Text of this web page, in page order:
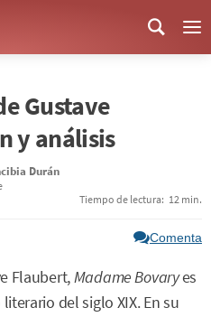
Gustave
y análisis
Durán
Tiempo de lectura: 12 min.
Comenta
Flaubert,Madame Bovaryes
del siglo XIX. En su